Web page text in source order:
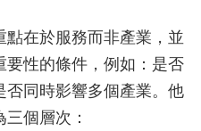
在於服務而非產業，並
性的條件，例如：是否
同時影響多個產業。他
個層次：